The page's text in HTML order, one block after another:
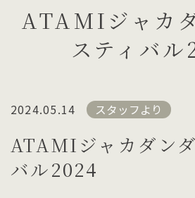
ATAMIジャカ
スティバ
2024.05.14 スタッフより
ATAMIジャカダン
バル2024